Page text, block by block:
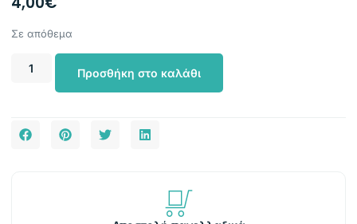
Σε απόθεμα
Προσθήκη στο καλάθι